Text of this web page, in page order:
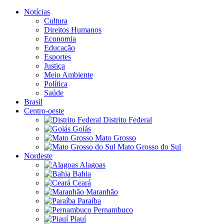
Notícias
Cultura
Direitos Humanos
Economia
Educação
Esportes
Justiça
Meio Ambiente
Política
Saúde
Brasil
Centro-oeste
Distrito Federal
Goiás
Mato Grosso
Mato Grosso do Sul
Nordeste
Alagoas
Bahia
Ceará
Maranhão
Paraíba
Pernambuco
Piauí